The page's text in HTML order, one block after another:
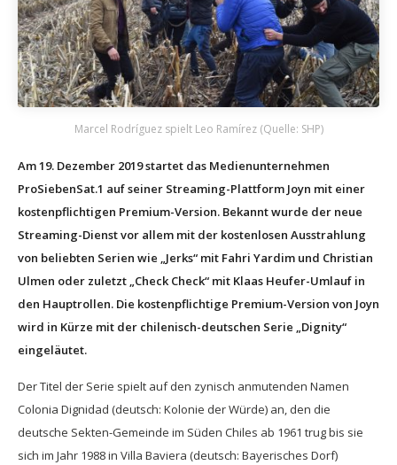
Marcel Rodríguez spielt Leo Ramírez (Quelle: SHP)
Am 19. Dezember 2019 startet das Medienunternehmen
ProSiebenSat.1 auf seiner Streaming-Plattform Joyn mit einer
kostenpflichtigen Premium-Version. Bekannt wurde der neue
Streaming-Dienst vor allem mit der kostenlosen Ausstrahlung
von beliebten Serien wie „Jerks“ mit Fahri Yardim und Christian
Ulmen oder zuletzt „Check Check“ mit Klaas Heufer-Umlauf in
den Hauptrollen. Die kostenpflichtige Premium-Version von Joyn
wird in Kürze mit der chilenisch-deutschen Serie „Dignity“
eingeläutet.
Der Titel der Serie spielt auf den zynisch anmutenden Namen
Colonia Dignidad (deutsch: Kolonie der Würde) an, den die
deutsche Sekten-Gemeinde im Süden Chiles ab 1961 trug bis sie
sich im Jahr 1988 in Villa Baviera (deutsch: Bayerisches Dorf)